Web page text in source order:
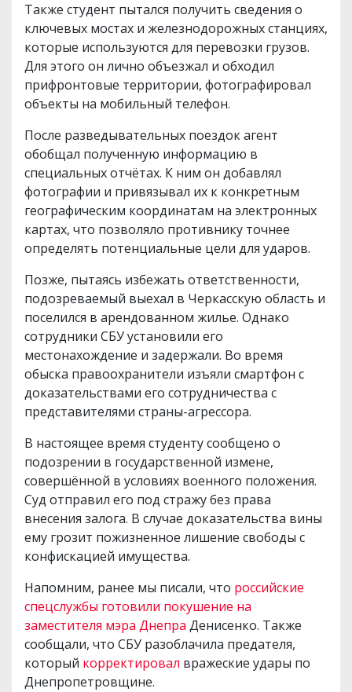
Также студент пытался получить сведения о
ключевых мостах и железнодорожных станциях,
которые используются для перевозки грузов.
Для этого он лично объезжал и обходил
прифронтовые территории, фотографировал
объекты на мобильный телефон.
После разведывательных поездок агент
обобщал полученную информацию в
специальных отчётах. К ним он добавлял
фотографии и привязывал их к конкретным
географическим координатам на электронных
картах, что позволяло противнику точнее
определять потенциальные цели для ударов.
Позже, пытаясь избежать ответственности,
подозреваемый выехал в Черкасскую область и
поселился в арендованном жилье. Однако
сотрудники СБУ установили его
местонахождение и задержали. Во время
обыска правоохранители изъяли смартфон с
доказательствами его сотрудничества с
представителями страны-агрессора.
В настоящее время студенту сообщено о
подозрении в государственной измене,
совершённой в условиях военного положения.
Суд отправил его под стражу без права
внесения залога. В случае доказательства вины
ему грозит пожизненное лишение свободы с
конфискацией имущества.
Напомним, ранее мы писали, что российские
спецслужбы готовили покушение на
заместителя мэра Днепра Денисенко. Также
сообщали, что СБУ разоблачила предателя,
который корректировал вражеские удары по
Днепропетровщине.